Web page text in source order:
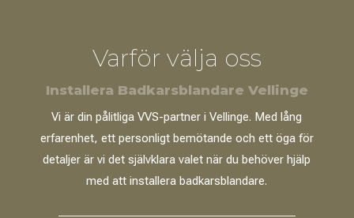
Varför välja oss
Installera Badkarsblandare Vellinge
Vi är din pålitliga VVS-partner i Vellinge. Med lång
erfarenhet, ett personligt bemötande och ett öga för
detaljer är vi det självklara valet när du behöver hjälp
med att installera badkarsblandare.